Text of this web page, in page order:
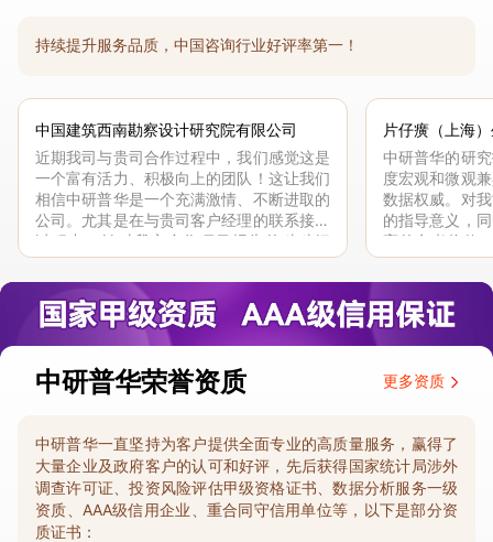
持续提升服务品质，中国咨询行业好评率第一！
中国建筑西南勘察设计研究院有限公司
近期我司与贵司合作过程中，我们感觉这是
一个富有活力、积极向上的团队！这让我们
相信中研普华是一个充满激情、不断进取的
公司。尤其是在与贵司客户经理的联系接洽
过程中，针对我方合作项目报告的种种细
节，及时细致缜密地协助与项目部沟通、探
讨和完善...
片仔癀（上海
中研普华的研
度宏观和微观
数据权威。对
的指导意义，
高的参考价值
体化”服务和行
司继续...
中研普华荣誉资质 更多资质
中研普华一直坚持为客户提供全面专业的高质量服务，赢得了
大量企业及政府客户的认可和好评，先后获得国家统计局涉外
调查许可证、投资风险评估甲级资格证书、数据分析服务一级
资质、AAA级信用企业、重合同守信用单位等，以下是部分资
质证书：